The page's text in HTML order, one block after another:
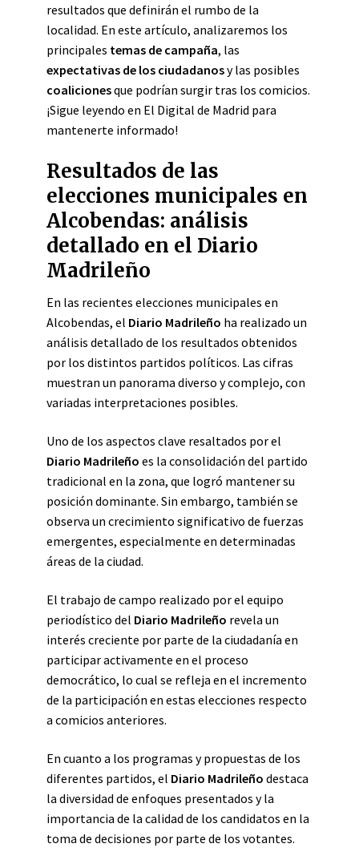
resultados que definirán el rumbo de la
localidad. En este artículo, analizaremos los
principales temas de campaña, las
expectativas de los ciudadanosy las posibles
coalicionesque podrían surgir tras los comicios.
¡Sigue leyendo en El Digital de Madrid para
mantenerte informado!
Resultados de las
elecciones municipales en
Alcobendas: análisis
detallado en el Diario
Madrileño
En las recientes elecciones municipales en
Alcobendas, el Diario Madrileño ha realizado un
análisis detallado de los resultados obtenidos
por los distintos partidos políticos. Las cifras
muestran un panorama diverso y complejo, con
variadas interpretaciones posibles.
Uno de los aspectos clave resaltados por el
Diario Madrileño es la consolidación del partido
tradicional en la zona, que logró mantener su
posición dominante. Sin embargo, también se
observa un crecimiento significativo de fuerzas
emergentes, especialmente en determinadas
áreas de la ciudad.
El trabajo de campo realizado por el equipo
periodístico del Diario Madrileño revela un
interés creciente por parte de la ciudadanía en
participar activamente en el proceso
democrático, lo cual se refleja en el incremento
de la participación en estas elecciones respecto
a comicios anteriores.
En cuanto a los programas y propuestas de los
diferentes partidos, el Diario Madrileño destaca
la diversidad de enfoques presentados y la
importancia de la calidad de los candidatos en la
toma de decisiones por parte de los votantes.